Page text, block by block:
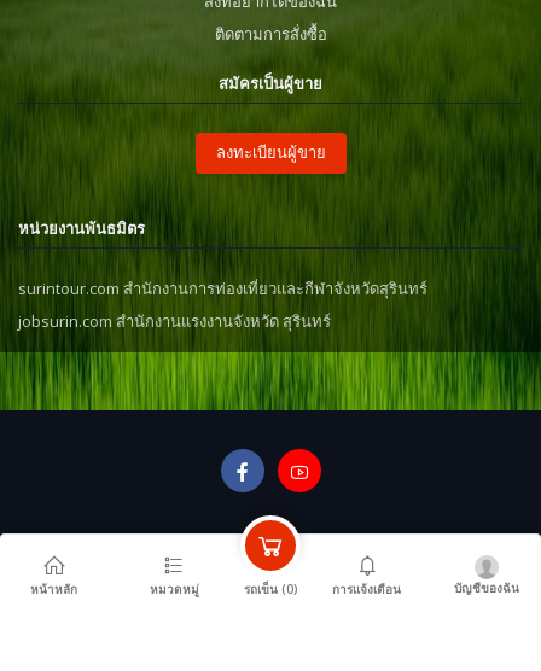
ติดตามการสั่งซื้อ
สมัครเป็นผู้ขาย
ลงทะเบียนผู้ขาย
หน่วยงานพันธมิตร
surintour.com สำนักงานการท่องเที่ยวและกีฬาจังหวัดสุรินทร์
jobsurin.com สำนักงานแรงงานจังหวัด สุรินทร์
หน้าหลัก หมวดหมู่ รถเข็น (0) การแจ้งเตือน บัญชีของฉัน